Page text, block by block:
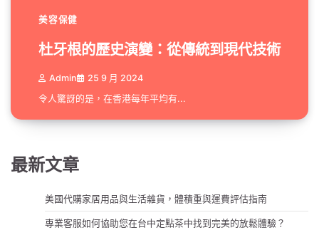
美容保健
杜牙根的歷史演變：從傳統到現代技術
Admin 25 9 月 2024
令人驚訝的是，在香港每年平均有...
最新文章
美國代購家居用品與生活雜貨，體積重與運費評估指南
專業客服如何協助您在台中定點茶中找到完美的放鬆體驗？